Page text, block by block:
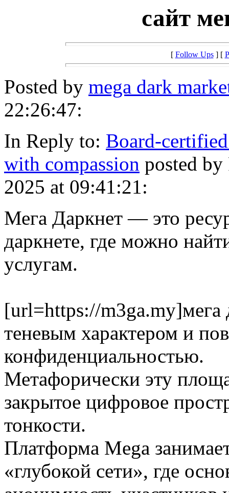
сайт
[ Follow Ups] [
Posted by mega dark
22:26:47:
In Reply to: Board-
with compassion posted
2025 at 09:41:21:
Мега Даркнет — это
даркнете, где можно
услугам.
[url=https://m3ga.my]мега
теневым характером и
конфиденциальностью.
Метафорически эту
закрытое цифровое
тонкости.
Платформа Mega
«глубокой сети», где